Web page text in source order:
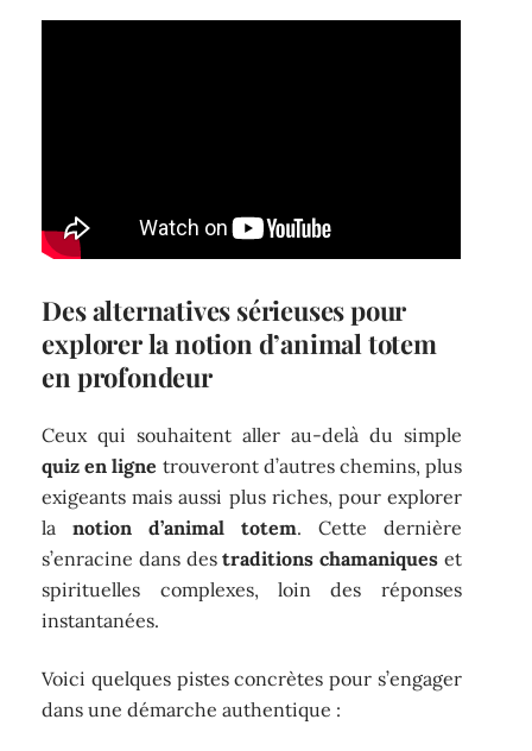
Des alternatives sérieuses pour
explorer la notion d’animal totem
en profondeur
Ceux qui souhaitent aller au-delà du simple
quiz en ligne trouveront d’autres chemins, plus
exigeants mais aussi plus riches, pour explorer
lanotion d’animal totem. Cette dernière
s’enracine dans destraditions chamaniqueset
spirituelles complexes, loin des réponses
instantanées.
Voici quelques pistes concrètes pour s’engager
dans une démarche authentique :